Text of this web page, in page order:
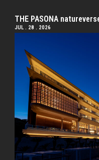
THE PASONA
JUL . 28 . 2026